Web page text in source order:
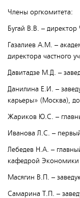
Члены оргкомитета:
Бугай В.В. –
Газалиев А.М. –
директора частного
Давитадзе М.Д. –
Данилина Е.И. –
карьеры» (Москва),
Жариков Ю.С. –
Иванова Л.С. –
Лебедев Н.А. –
кафедрой Экономики
Масягин В.П. –
Самарина Т.П. –